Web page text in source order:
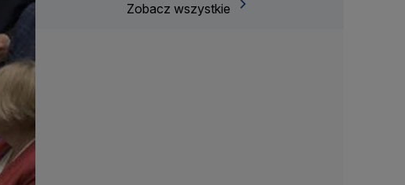
Zobacz wszystkie